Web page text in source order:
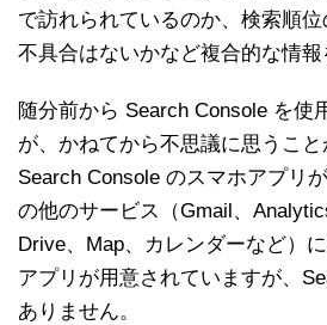
で訪れられているのか、検索順
不具合はないかなど複合的な情報
随分前から Search Console を使
が、かねてから不思議に思うこと
Search Console のスマホアプリ
の他のサービス（Gmail、
Drive、Map、カレンダーなど）
アプリが用意されていますが、
ありません。